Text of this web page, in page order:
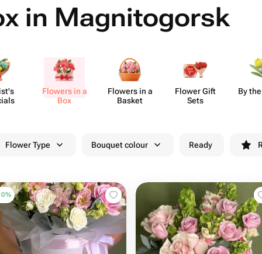
in Magnitogorsk
Flowers in a
Box
Flowers in a
Basket
Flower Gift
Sets
By
Flower Type Bouquet colour Ready
%